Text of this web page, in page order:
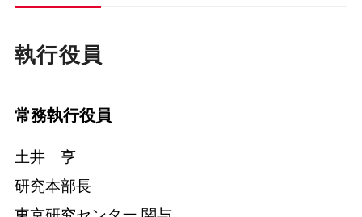
執行役員
常務執行役員
土井 亨
研究本部長